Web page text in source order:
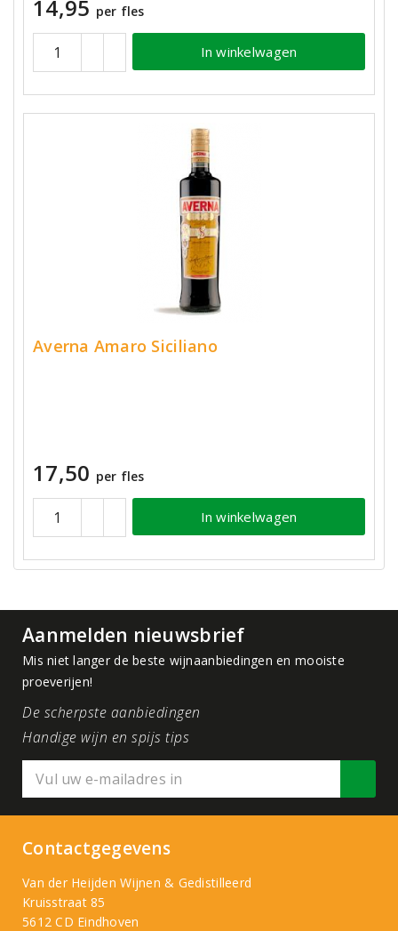
14,95 per fles
In winkelwagen
Averna Amaro Siciliano
17,50 per fles
In winkelwagen
Aanmelden nieuwsbrief
Mis niet langer de beste wijnaanbiedingen en mooiste
proeverijen!
De scherpste aanbiedingen
Handige wijn en spijs tips
Contactgegevens
Van der Heijden Wijnen & Gedistilleerd
Kruisstraat 85
5612 CD Eindhoven